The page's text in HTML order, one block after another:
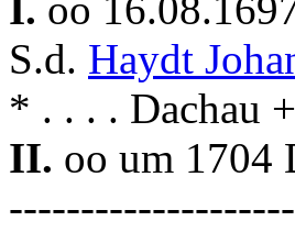
S.d. Haydt
* . . . . Dachau
II. oo um 1704